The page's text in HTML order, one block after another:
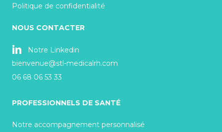
Politique de confidentialité
NOUS CONTACTER
Notre Linkedin
bienvenue@stl-medicalrh.com
06 68 06 53 33
PROFESSIONNELS DE SANTÉ
Notre accompagnement personnalisé